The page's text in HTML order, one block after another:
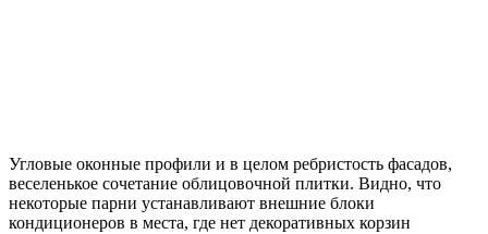
Угловые оконные профили и в целом ребристость фасадов,
веселенькое сочетание облицовочной плитки. Видно, что
некоторые парни устанавливают внешние блоки
кондиционеров в места, где нет декоративных корзин